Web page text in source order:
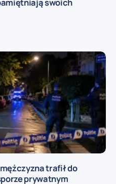
swoich
trafił do
prywatnym